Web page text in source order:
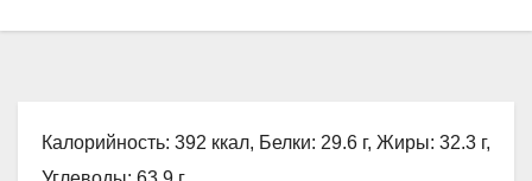
Калорийность: 392 ккал, Белки: 29.6 г, Жиры: 32.3 г,